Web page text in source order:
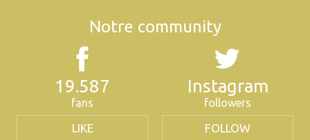
Notre community
19.587
fans
LIKE
Instagram
followers
FOLLOW